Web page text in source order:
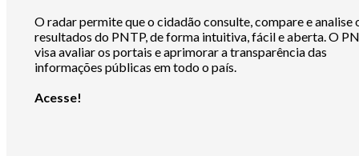
O radar permite que o cidadão consulte, compare e analise
resultados do PNTP, de forma intuitiva, fácil e aberta. O
visa avaliar os portais e aprimorar a transparência das
informações públicas em todo o país.
Acesse!